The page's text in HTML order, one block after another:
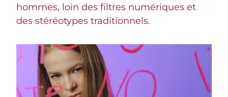
hommes, loin des filtres numériques et
des stéréotypes traditionnels.